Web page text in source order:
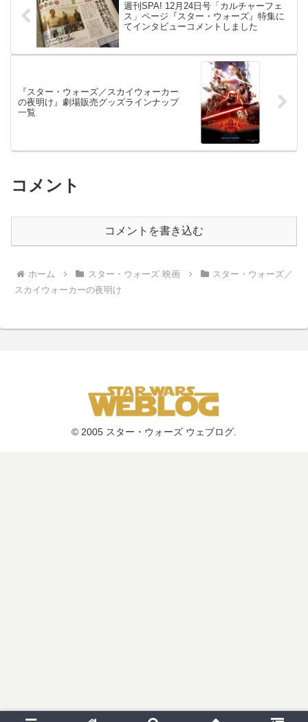
週刊SPA! 12月24日号「カルチャーフェ
ス」ページ『スター・ウォーズ』特集に
てインタビューコメントしました
『スター・ウォーズ／スカイウォーカー
の夜明け』劇場販売グッズラインナップ
一覧
コメント
コメントを書き込む
ホーム スター・ウォーズ 映画
スター・ウォーズ／
スカイウォーカーの夜明け
© 2005 スター・ウォーズ ウェブログ.